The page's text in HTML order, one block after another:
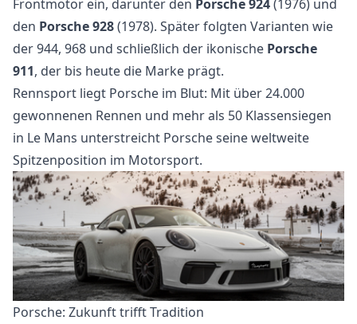
Frontmotor ein, darunter den Porsche 924(1976) und
den Porsche 928(1978). Später folgten Varianten wie
der 944, 968 und schließlich der ikonische Porsche
911, der bis heute die Marke prägt.
Rennsport liegt Porsche im Blut: Mit über 24.000
gewonnenen Rennen und mehr als 50 Klassensiegen
in Le Mans unterstreicht Porsche seine weltweite
Spitzenposition im Motorsport.
Porsche: Zukunft trifft Tradition